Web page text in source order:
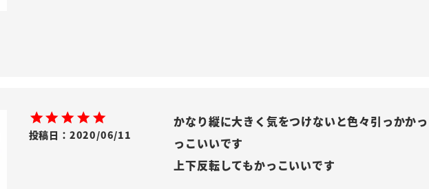
投稿日 2020/06/11
かなり縦に大きく気をつけないと色々引っかか
っこいいです
上下反転してもかっこいいです